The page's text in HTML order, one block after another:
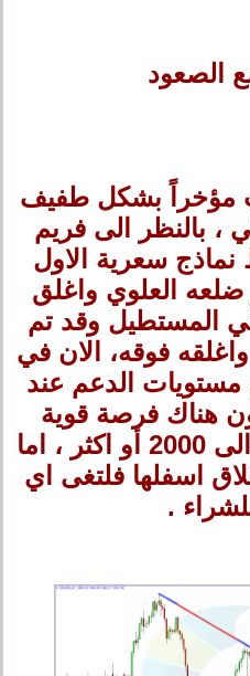
الصعود
مؤخراً بشكل طفيف
، بالنظر الى فريم
نماذج سعرية الاول
العلوي واغلق
المستطيل وقد تم
فوقه، الان في
الدعم عند
فسيكون هناك فرصة قوية
للشراء بأهداف تصل الى 2000 أو اكثر ، اما
اسفلها فلتغى اي
.